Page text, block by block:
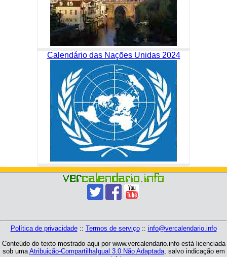
Calendário das Nações Unidas 2024
Política de privacidade:: Termos de serviço:: info@vercalendario.info
Conteúdo do texto mostrado aqui por www.vercalendario.info está licenciada
sob umaAtribuição-CompartilhaIgual 3.0 Não Adaptada, salvo indicação em